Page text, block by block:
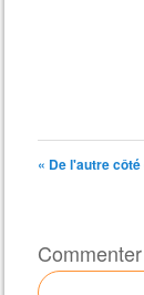
« De l'autre